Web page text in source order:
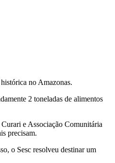
no Amazonas.
2 toneladas de alimentos
e Associação Comunitária
precisam.
o Sesc resolveu destinar um